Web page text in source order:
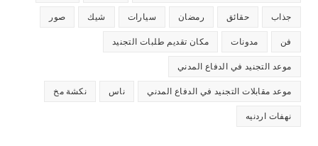
جذاب حقائق رمضان سيارات شيك صور
فن مدونات مكان تقديم طلبات التجنيد
موعد التجنيد في الدفاع المدني
موعد مقابلات التجنيد في الدفاع المدني ناس نكشة مخ
نهفات اردنيه